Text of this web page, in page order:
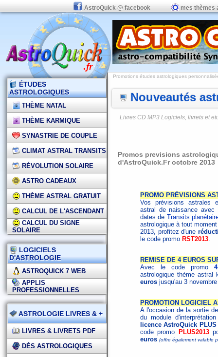
AstroQuick @ facebook mes thèmes
ÉTUDES
ASTROLOGIQUES
THÈME NATAL
THÈME KARMIQUE
SYNASTRIE DE COUPLE
CLIMAT ASTRAL TRANSITS
RÉVOLUTION SOLAIRE
ASTRO CADEAUX
THÈME ASTRAL GRATUIT
CALCUL DE L'ASCENDANT
CALCUL DU SIGNE
SOLAIRE
LOGICIELS
D'ASTROLOGIE
ASTROQUICK 7 WEB
APPLIS
PROFESSIONNELLES
ASTROLOGIE LIVRES & +
LIVRES & LIVRETS PDF
DÉS ASTROLOGIQUES
Promotions études astrologiques
Nouveautés
Livres CD MP3 Logiciels, livrets et
Promos previsions
d'AstroQuick.Fr octobre 2013
PROMO PRÉVISIONS
Vos prévisions astrales
astral de naissance
dates de Transits
astrologique à tout
2013, profitez d'une
le code promo RST2013.
REMISE DE 4 EUROS
Avec le code promo
astrologique thème
euros jusqu'au 3
PROMOTION LOGICIEL
A l'occasion de la sortie
du module
licence AstroQuick
code promo
PLUS2013
euros (offre également valable